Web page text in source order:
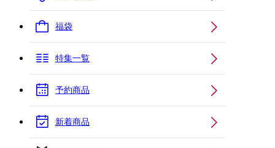
福袋
特集一覧
予約商品
新着商品